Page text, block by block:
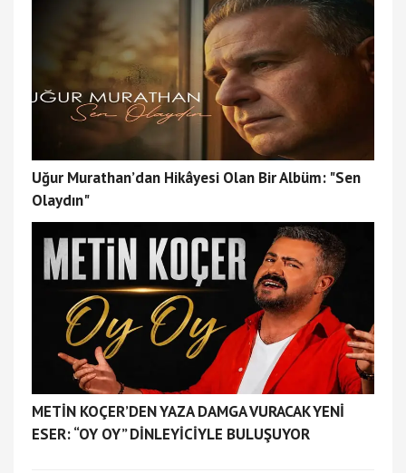
Uğur Murathan’dan Hikâyesi Olan Bir Albüm: "Sen
Olaydın"
METİN KOÇER’DEN YAZA DAMGA VURACAK YENİ
ESER: “OY OY” DİNLEYİCİYLE BULUŞUYOR